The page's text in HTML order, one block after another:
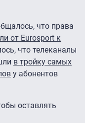
что права
от Eurosport к
что телеканалы
в тройку самых
у абонентов
оставлять